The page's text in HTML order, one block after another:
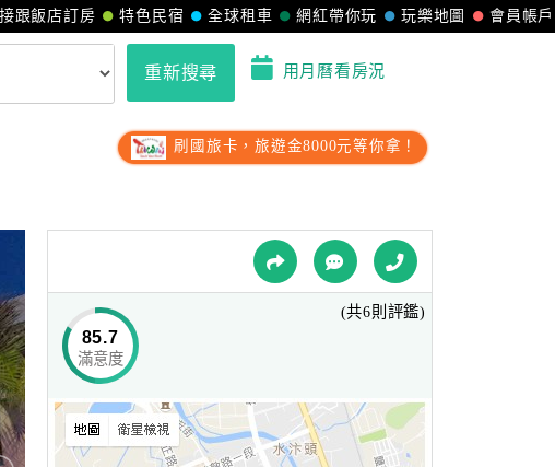
會員帳戶
玩樂地圖
網紅帶你玩
全球租車
特色民宿
跟飯店訂房
重新搜尋 用月曆看房況
刷國旅卡，旅遊金8000元等你拿！
85.7
滿意度
(共6則評鑑)